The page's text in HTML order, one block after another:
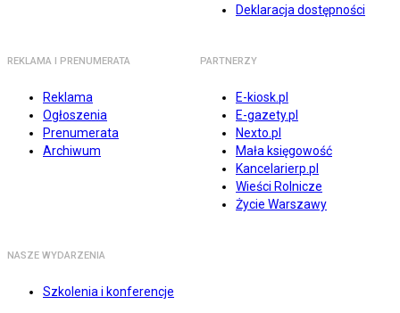
Deklaracja dostępności
REKLAMA I PRENUMERATA
Reklama
Ogłoszenia
Prenumerata
Archiwum
PARTNERZY
E-kiosk.pl
E-gazety.pl
Nexto.pl
Mała księgowość
Kancelarierp.pl
Wieści Rolnicze
Życie Warszawy
NASZE WYDARZENIA
Szkolenia i konferencje